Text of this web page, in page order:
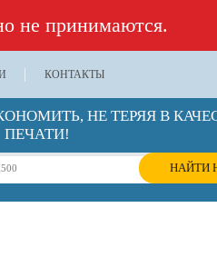
не принимаются.
КОНТАКТЫ
НЕ ТЕРЯЯ В
ПЕЧАТИ!
НАЙТИ